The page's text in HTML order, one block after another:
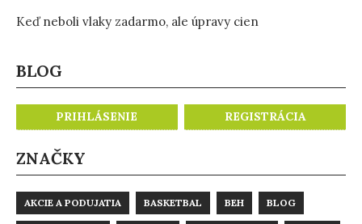
Keď neboli vlaky zadarmo, ale úpravy cien
BLOG
PRIHLÁSENIE REGISTRÁCIA
ZNAČKY
AKCIE A PODUJATIA BASKETBAL BEH BLOG